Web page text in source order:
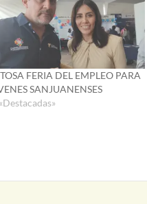
FERIA DEL EMPLEO PARA
SANJUANENSES